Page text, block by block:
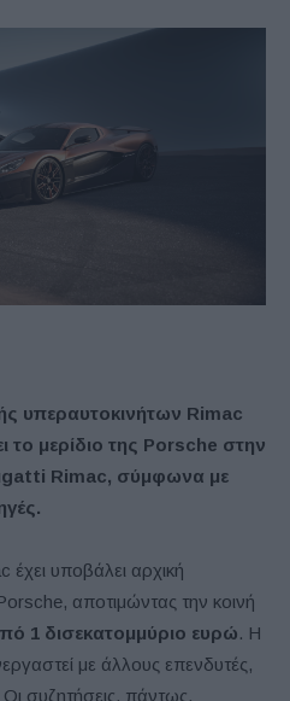
υπεραυτοκινήτων Rimac
το μερίδιο της Porsche στην
Rimac, σύμφωνα με
έχει υποβάλει αρχική
αποτιμώντας την κοινή
1 δισεκατομμύριο ευρώ. Η
με άλλους επενδυτές,
συζητήσεις, πάντως,